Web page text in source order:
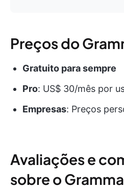
Preços do
Gratuito para sempre
Pro: US$ 30/mês por
Empresas: Preços
Avaliações e
sobre o